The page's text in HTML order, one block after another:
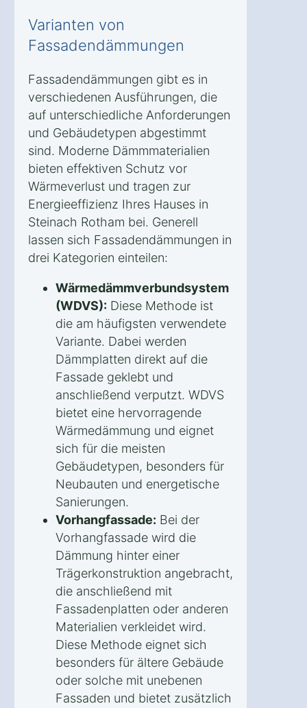
Varianten von
Fassadendämmungen
Fassadendämmungen gibt es in
verschiedenen Ausführungen, die
auf unterschiedliche Anforderungen
und Gebäudetypen abgestimmt
sind. Moderne Dämmmaterialien
bieten effektiven Schutz vor
Wärmeverlust und tragen zur
Energieeffizienz Ihres Hauses in
Steinach Rotham bei. Generell
lassen sich Fassadendämmungen in
drei Kategorien einteilen:
Wärmedämmverbundsystem
(WDVS): Diese Methode ist
die am häufigsten verwendete
Variante. Dabei werden
Dämmplatten direkt auf die
Fassade geklebt und
anschließend verputzt. WDVS
bietet eine hervorragende
Wärmedämmung und eignet
sich für die meisten
Gebäudetypen, besonders für
Neubauten und energetische
Sanierungen.
Vorhangfassade: Bei der
Vorhangfassade wird die
Dämmung hinter einer
Trägerkonstruktion angebracht,
die anschließend mit
Fassadenplatten oder anderen
Materialien verkleidet wird.
Diese Methode eignet sich
besonders für ältere Gebäude
oder solche mit unebenen
Fassaden und bietet zusätzlich